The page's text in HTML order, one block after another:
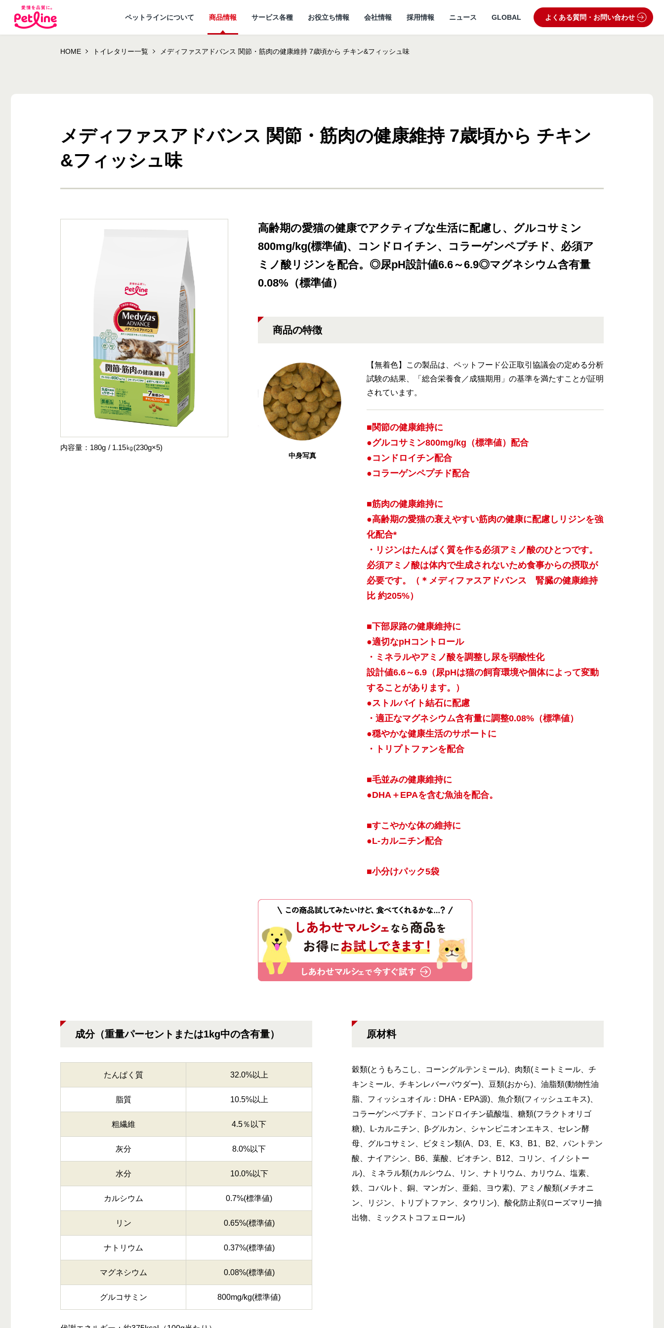
ペットラインについて
ペットラインが 大切にしていること 研究開発センターに ついて 製品・品質管理
商品情報
ドッグフード キャットフード 小動物 動物病院専用フード
サービス各種
ウェルネスナビ しあわせマルシェ どうぶつ病院宅配便
お役立ち情報
犬ノート お役立ち情報 猫ノート お役立ち情報 狂犬病予防
会社情報
会社概要・事業所 代表メッセージ 企業理念・ビジョン
採用情報 ニュース GLOBAL よくある質問・お問い合わせ
HOME トイレタリー一覧 メディファスアドバンス 関節・筋肉の健康維持 7歳頃から チキン&フィッシュ味
メディファスアドバンス 関節・筋肉の健康維持 7歳頃から チキン
&フィッシュ味
内容量 180g 1.15㎏(230g×5)
高齢期の愛猫の健康でアクティブな生活に配慮し、グルコサミン
800mg/kg(標準値)、コンドロイチン、コラーゲンペプチド、必須ア
ミノ酸リジンを配合。◎尿pH設計値6.6～6.9◎マグネシウム含有量
0.08%（標準値）
商品の特徴
中身写真
【無着色】この製品は、ペットフード公正取引協議会の定める分析
試験の結果、「総合栄養食／成猫期用」の基準を満たすことが証明
されています。
■関節の健康維持に
●グルコサミン800mg/kg（標準値）配合
●コンドロイチン配合
●コラーゲンペプチド配合
■筋肉の健康維持に
●高齢期の愛猫の衰えやすい筋肉の健康に配慮しリジンを強
化配合*
・リジンはたんぱく質を作る必須アミノ酸のひとつです。
必須アミノ酸は体内で生成されないため食事からの摂取が
必要です。（＊メディファスアドバンス 腎臓の健康維持
比 約205%）
■下部尿路の健康維持に
●適切なpHコントロール
・ミネラルやアミノ酸を調整し尿を弱酸性化
設計値6.6～6.9（尿pHは猫の飼育環境や個体によって変動
することがあります。）
●ストルバイト結石に配慮
・適正なマグネシウム含有量に調整0.08%（標準値）
●穏やかな健康生活のサポートに
・トリプトファンを配合
■毛並みの健康維持に
●DHA＋EPAを含む魚油を配合。
■すこやかな体の維持に
●L-カルニチン配合
■小分けパック5袋
成分（重量パーセントまたは1kg中の含有量）
たんぱく質 32.0%以上
脂質 10.5%以上
粗繊維 4.5％以下
灰分 8.0%以下
水分 10.0%以下
カルシウム 0.7%(標準値)
リン 0.65%(標準値)
ナトリウム 0.37%(標準値)
マグネシウム 0.08%(標準値)
グルコサミン 800mg/kg(標準値)
原材料
穀類(とうもろこし、コーングルテンミール)、肉類(ミートミール、チ
キンミール、チキンレバーパウダー)、豆類(おから)、油脂類(動物性油
脂、フィッシュオイル：DHA・EPA源)、魚介類(フィッシュエキス)、
コラーゲンペプチド、コンドロイチン硫酸塩、糖類(フラクトオリゴ
糖)、L-カルニチン、β-グルカン、シャンピニオンエキス、セレン酵
母、グルコサミン、ビタミン類(A、D3、E、K3、B1、B2、パントテン
酸、ナイアシン、B6、葉酸、ビオチン、B12、コリン、イノシトー
ル)、ミネラル類(カルシウム、リン、ナトリウム、カリウム、塩素、
鉄、コバルト、銅、マンガン、亜鉛、ヨウ素)、アミノ酸類(メチオニ
ン、リジン、トリプトファン、タウリン)、酸化防止剤(ローズマリー抽
出物、ミックストコフェロール)